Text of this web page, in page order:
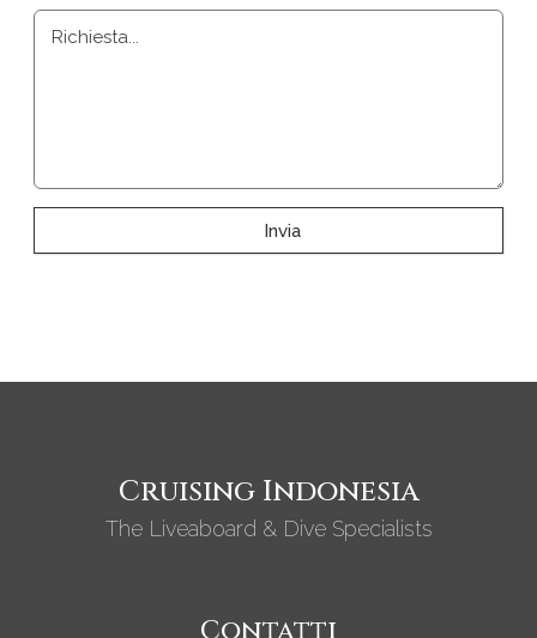
Richiesta...
Invia
Cruising Indonesia
The Liveaboard & Dive Specialists
Contatti